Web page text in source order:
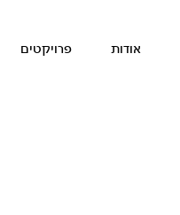
אודות פרויקטים